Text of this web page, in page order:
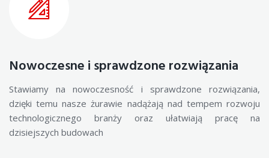
Nowoczesne i sprawdzone rozwiązania
Stawiamy na nowoczesność i sprawdzone rozwiązania,
dzięki temu nasze żurawie nadążają nad tempem rozwoju
technologicznego branży oraz ułatwiają pracę na
dzisiejszych budowach